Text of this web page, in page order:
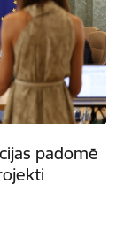
padomē